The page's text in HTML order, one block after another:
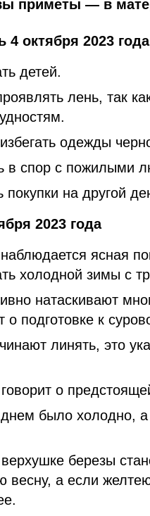
приметы — в
4 октября 2023 года
детей.
лень, так
одежды
в спор с пожилыми
на другой
2023 года
ясная
холодной зимы с
натаскивают
о подготовке к
линять, это
о
было холодно, а
березы
а если